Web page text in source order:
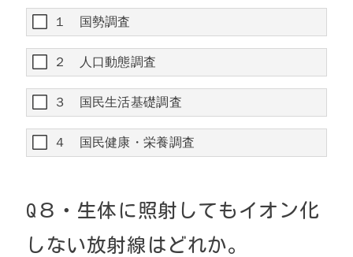
１ 国勢調査
２ 人口動態調査
３ 国民生活基礎調査
４ 国民健康・栄養調査
Q８・生体に照射してもイオン化
しない放射線はどれか。